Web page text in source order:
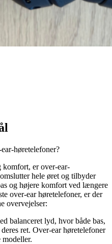
høretelefoner?
er over-ear-
hele øret og tilbyder
og højere komfort ved længere
over-ear høretelefoner, er der
overvejelser:
balanceret lyd, hvor både bas,
ret. Over-ear høretelefoner
modeller.